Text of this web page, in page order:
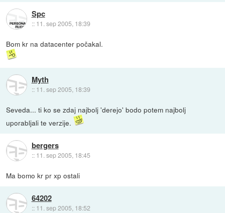
Spc
:: 11. sep 2005, 18:39
Bom kr na datacenter počakal.
Myth
:: 11. sep 2005, 18:39
Seveda... ti ko se zdaj najbolj 'derejo' bodo potem najbolj
uporabljali te verzije.
bergers
:: 11. sep 2005, 18:45
Ma bomo kr pr xp ostali
64202
:: 11. sep 2005, 18:52